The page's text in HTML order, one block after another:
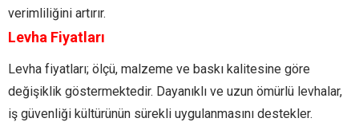
verimliliğini artırır.
Levha Fiyatları
Levha fiyatları; ölçü, malzeme ve baskı kalitesine göre
değişiklik göstermektedir. Dayanıklı ve uzun ömürlü levhalar,
iş güvenliği kültürünün sürekli uygulanmasını destekler.